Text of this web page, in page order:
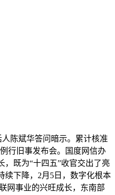
陈斌华答问暗示。累计核准
行旧事发布会。国度网信办
既为“十四五”收官交出了亮
续下降，2月5日，数字化根本
网事业的兴旺成长，东南部